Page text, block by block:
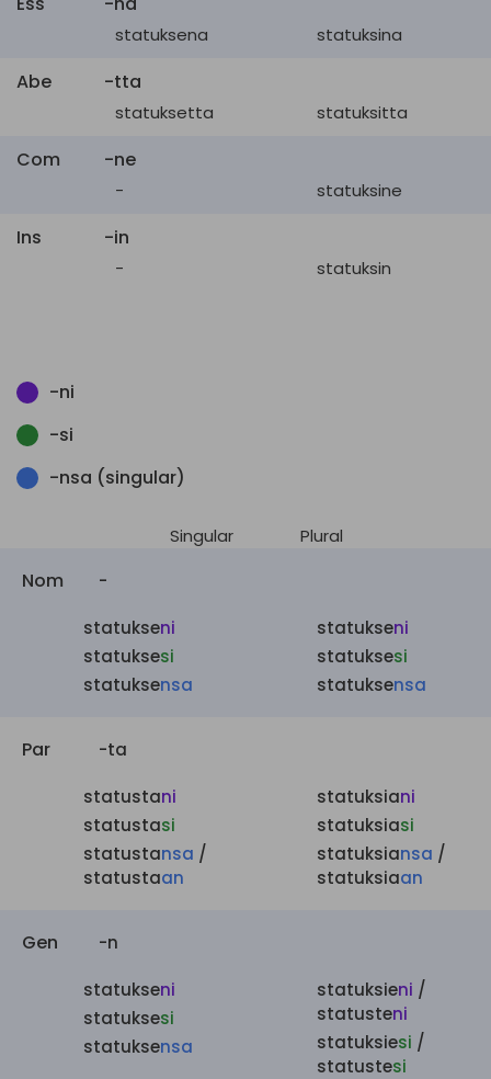
statuksena statuksina
Abe -tta
statuksetta statuksitta
Com -ne
- statuksine
Ins -in
- statuksin
-ni
-si
-nsa (singular)
Singular Plural
Nom -
statukseni
statuksesi
statuksensa
statukseni
statuksesi
statuksensa
Par -ta
statustani
statustasi
statustansa /
statustaan
statuksiani
statuksiasi
statuksiansa /
statuksiaan
Gen -n
statukseni
statuksesi
statuksensa
statuksieni /
statusteni
statuksiesi /
statustesi